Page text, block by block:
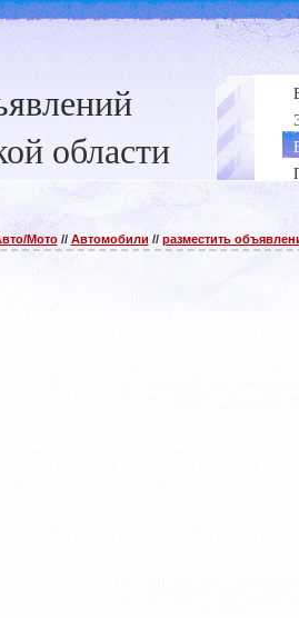
области
Мото// Автомобили // разместить